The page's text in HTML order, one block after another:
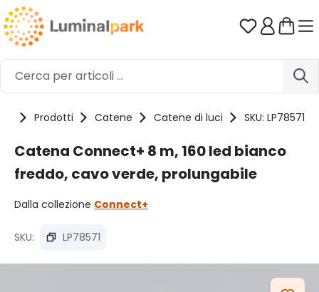
Passa al contenuto principale Hai 0
Prodotti Catene Catene di luci SKU: LP78571
Catena Connect+ 8 m, 160 led bianco
freddo, cavo verde, prolungabile
Dalla collezione Connect+
SKU: LP78571